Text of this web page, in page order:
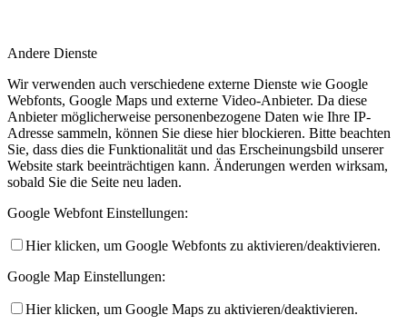
Andere Dienste
Wir verwenden auch verschiedene externe Dienste wie Google
Webfonts, Google Maps und externe Video-Anbieter. Da diese
Anbieter möglicherweise personenbezogene Daten wie Ihre IP-
Adresse sammeln, können Sie diese hier blockieren. Bitte beachten
Sie, dass dies die Funktionalität und das Erscheinungsbild unserer
Website stark beeinträchtigen kann. Änderungen werden wirksam,
sobald Sie die Seite neu laden.
Google Webfont Einstellungen:
Hier klicken, um Google Webfonts zu aktivieren/deaktivieren.
Google Map Einstellungen:
Hier klicken, um Google Maps zu aktivieren/deaktivieren.